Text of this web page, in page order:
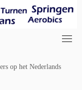
op het Nederlands